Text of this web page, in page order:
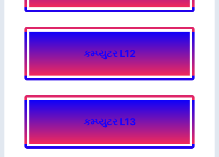
કમ્પ્યુટર L12
કમ્પ્યુટર L13